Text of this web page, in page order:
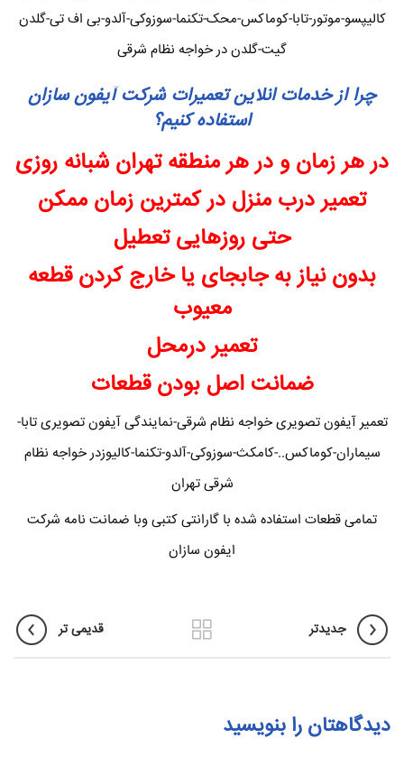
کالیپسو-موتور-تابا-کوماکس-محک-تکنما-سوزوکی-آلدو-بی اف تی-گلدن
گیت-گلدن در خواجه نظام شرقی
چرا از خدمات انلاین تعمیرات شرکت آیفون سازان
استفاده کنیم؟
در هر زمان و در هر منطقه تهران شبانه روزی
تعمیر درب منزل در کمترین زمان ممکن
حتی روزهایی تعطیل
بدون نیاز به جابجای یا خارج کردن قطعه
معیوب
تعمیر درمحل
ضمانت اصل بودن قطعات
تعمیر آیفون تصویری خواجه نظام شرقی-نمایندگی آیفون تصویری تابا-
سیماران-کوماکس..-کامکث-سوزوکی-آلدو-تکنما-کالیوزدر خواجه نظام
شرقی تهران
تمامی قطعات استفاده شده با گارانتی کتبی وبا ضمانت نامه شرکت
ایفون سازان
جدیدتر قدیمی تر
دیدگاهتان را بنویسید